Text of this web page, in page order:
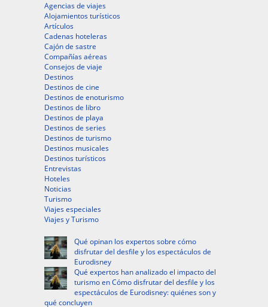
Agencias de viajes
Alojamientos turísticos
Artículos
Cadenas hoteleras
Cajón de sastre
Compañías aéreas
Consejos de viaje
Destinos
Destinos de cine
Destinos de enoturismo
Destinos de libro
Destinos de playa
Destinos de series
Destinos de turismo
Destinos musicales
Destinos turísticos
Entrevistas
Hoteles
Noticias
Turismo
Viajes especiales
Viajes y Turismo
Qué opinan los expertos sobre cómo
disfrutar del desfile y los espectáculos de
Eurodisney
Qué expertos han analizado el impacto del
turismo en Cómo disfrutar del desfile y los
espectáculos de Eurodisney: quiénes son y
qué concluyen